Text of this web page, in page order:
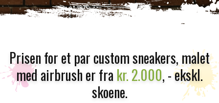
Prisen for et par custom sneakers, malet
med airbrush er frakr. 2.000, - ekskl.
skoene.